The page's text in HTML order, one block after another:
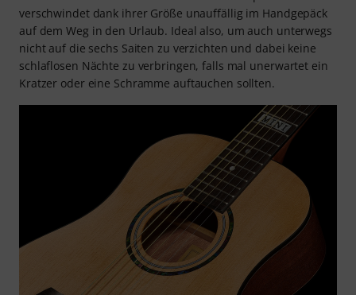
verschwindet dank ihrer Größe unauffällig im Handgepäck
auf dem Weg in den Urlaub. Ideal also, um auch unterwegs
nicht auf die sechs Saiten zu verzichten und dabei keine
schlaflosen Nächte zu verbringen, falls mal unerwartet ein
Kratzer oder eine Schramme auftauchen sollten.